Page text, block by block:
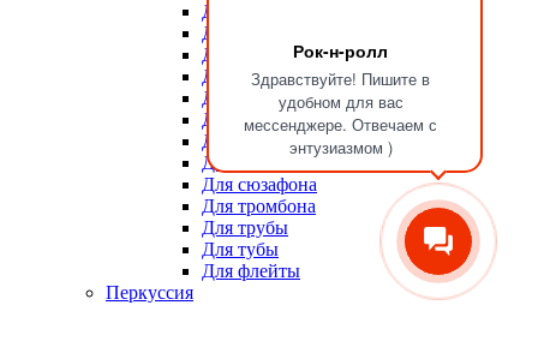
Рок-н-ролл
Здравствуйте! Пишите в
удобном для вас
мессенджере. Отвечаем с
энтузиазмом )
Для мундштуков
Для тростей
Для альта
Для баритона
Для валторны
Для гобоя
Для кларнета
Для саксофона
Для сюзафона
Для тромбона
Для трубы
Для тубы
Для флейты
Перкуссия